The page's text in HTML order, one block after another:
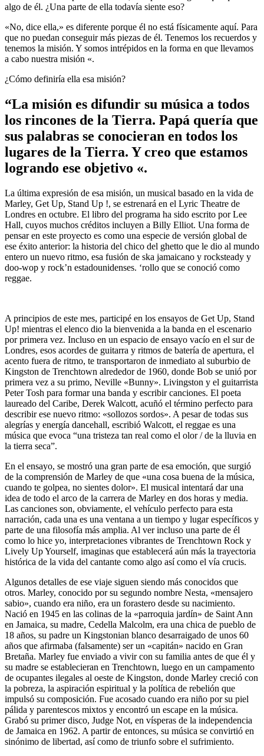
algo de él. ¿Una parte de ella todavía siente eso?
«No, dice ella,» es diferente porque él no está físicamente aquí. Para
que no puedan conseguir más piezas de él. Tenemos los recuerdos y
tenemos la misión. Y somos intrépidos en la forma en que llevamos
a cabo nuestra misión «.
¿Cómo definiría ella esa misión?
“La misión es difundir su música a todos
los rincones de la Tierra. Papá quería que
sus palabras se conocieran en todos los
lugares de la Tierra. Y creo que estamos
logrando ese objetivo «.
La última expresión de esa misión, un musical basado en la vida de
Marley, Get Up, Stand Up !, se estrenará en el Lyric Theatre de
Londres en octubre. El libro del programa ha sido escrito por Lee
Hall, cuyos muchos créditos incluyen a Billy Elliot. Una forma de
pensar en este proyecto es como una especie de versión global de
ese éxito anterior: la historia del chico del ghetto que le dio al mundo
entero un nuevo ritmo, esa fusión de ska jamaicano y rocksteady y
doo-wop y rock’n estadounidenses. ‘rollo que se conoció como
reggae.
A principios de este mes, participé en los ensayos de Get Up, Stand
Up! mientras el elenco dio la bienvenida a la banda en el escenario
por primera vez. Incluso en un espacio de ensayo vacío en el sur de
Londres, esos acordes de guitarra y ritmos de batería de apertura, el
acento fuera de ritmo, te transportaron de inmediato al suburbio de
Kingston de Trenchtown alrededor de 1960, donde Bob se unió por
primera vez a su primo, Neville «Bunny». Livingston y el guitarrista
Peter Tosh para formar una banda y escribir canciones. El poeta
laureado del Caribe, Derek Walcott, acuñó el término perfecto para
describir ese nuevo ritmo: «sollozos sordos». A pesar de todas sus
alegrías y energía dancehall, escribió Walcott, el reggae es una
música que evoca “una tristeza tan real como el olor / de la lluvia en
la tierra seca”.
En el ensayo, se mostró una gran parte de esa emoción, que surgió
de la comprensión de Marley de que «una cosa buena de la música,
cuando te golpea, no sientes dolor». El musical intentará dar una
idea de todo el arco de la carrera de Marley en dos horas y media.
Las canciones son, obviamente, el vehículo perfecto para esta
narración, cada una es una ventana a un tiempo y lugar específicos y
parte de una filosofía más amplia. Al ver incluso una parte de él
como lo hice yo, interpretaciones vibrantes de Trenchtown Rock y
Lively Up Yourself, imaginas que establecerá aún más la trayectoria
histórica de la vida del cantante como algo así como el vía crucis.
Algunos detalles de ese viaje siguen siendo más conocidos que
otros. Marley, conocido por su segundo nombre Nesta, «mensajero
sabio», cuando era niño, era un forastero desde su nacimiento.
Nació en 1945 en las colinas de la «parroquia jardín» de Saint Ann
en Jamaica, su madre, Cedella Malcolm, era una chica de pueblo de
18 años, su padre un Kingstonian blanco desarraigado de unos 60
años que afirmaba (falsamente) ser un «capitán» nacido en Gran
Bretaña. Marley fue enviado a vivir con su familia antes de que él y
su madre se establecieran en Trenchtown, luego en un campamento
de ocupantes ilegales al oeste de Kingston, donde Marley creció con
la pobreza, la aspiración espiritual y la política de rebelión que
impulsó su composición. Fue acosado cuando era niño por su piel
pálida y parentescos mixtos y encontró un escape en la música.
Grabó su primer disco, Judge Not, en vísperas de la independencia
de Jamaica en 1962. A partir de entonces, su música se convirtió en
sinónimo de libertad, así como de triunfo sobre el sufrimiento.